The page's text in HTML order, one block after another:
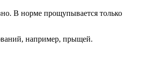
В норме прощупывается только
например, прыщей.